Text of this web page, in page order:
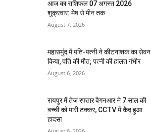
आज का राशिफल 07 अगस्त 2026
शुक्रवार: मेष से मीन तक
August 7, 2026
महासमुंद में पति-पत्नी ने कीटनाशक का सेवन
किया, पति की मौत; पत्नी की हालत गंभीर
August 6, 2026
रायपुर में तेज रफ्तार वैगनआर ने 7 साल की
बच्ची को मारी टक्कर, CCTV में कैद हुआ
हादसा